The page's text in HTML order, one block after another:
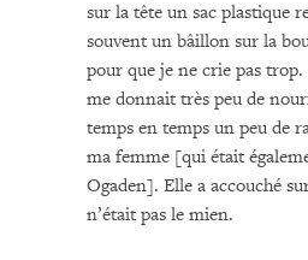
sur la tête un sac plastique
souvent un bâillon sur la
pour que je ne crie pas
me donnait très peu de
temps en temps un peu de
ma femme [qui était
Ogaden]. Elle a accouché
n’était pas le mien.